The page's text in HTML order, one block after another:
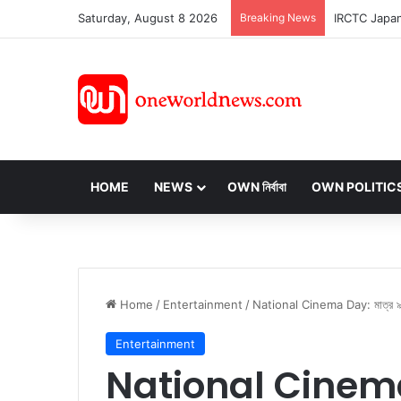
Saturday, August 8 2026 Breaking News
HOME NEWS OWN নির্বাবা OWN
Home / Entertainment / National Cinema Day: মাত্র ৯৯
Entertainment
National Cinema